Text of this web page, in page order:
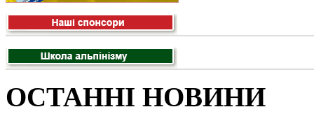
ОСТАННІ НОВИНИ